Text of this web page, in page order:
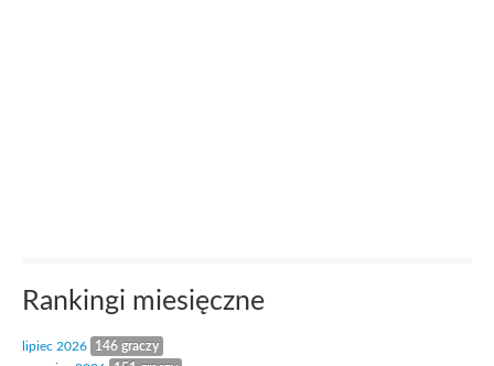
Rankingi miesięczne
lipiec 2026
146 graczy